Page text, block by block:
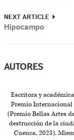
NEXT ARTICLE
Hipocampo
AUTORES
Escritora y
Premio Internacional
(Premio Bellas Artes
destrucción de la
Cuenca, 2023).